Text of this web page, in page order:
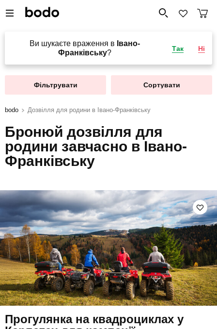
Ви шукаєте враження в Івано-
Франківську?
Так Ні
Фільтрувати Сортувати
bodo Дозвілля для родини в Івано-Франківську
Бронюй дозвілля для
родини завчасно в Івано-
Франківську
Прогулянка на квадроциклах у